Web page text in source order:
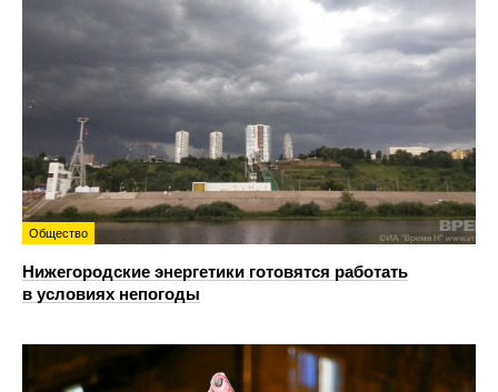
Общество
Нижегородские энергетики готовятся работать
в условиях непогоды